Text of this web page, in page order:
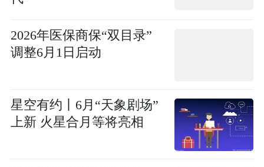
2026年医保商保“双目录”
调整6月1日启动
星空有约丨6月“天象剧场”
上新 火星合月等将亮相